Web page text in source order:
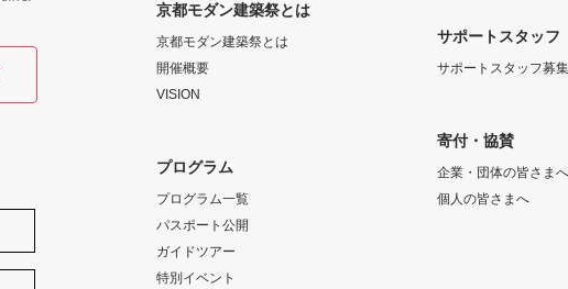
京都モダン建築祭とは
京都モダン建築祭とは
開催概要
VISION
プログラム
プログラム一覧
パスポート公開
ガイドツアー
特別イベント
サポートスタッフ
サポートスタッフ募集
寄付・協賛
企業・団体の皆さまへ
個人の皆さまへ